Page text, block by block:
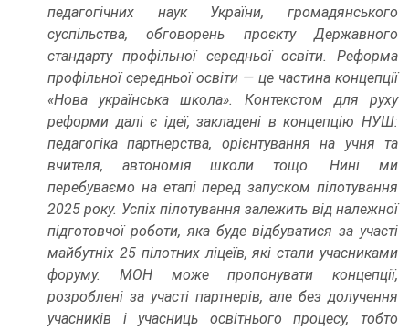
педагогічних наук України, громадянського
суспільства, обговорень проєкту Державного
стандарту профільної середньої освіти. Реформа
профільної середньої освіти — це частина концепції
«Нова українська школа». Контекстом для руху
реформи далі є ідеї, закладені в концепцію НУШ:
педагогіка партнерства, орієнтування на учня та
вчителя, автономія школи тощо. Нині ми
перебуваємо на етапі перед запуском пілотування
2025 року. Успіх пілотування залежить від належної
підготовчої роботи, яка буде відбуватися за участі
майбутніх 25 пілотних ліцеїв, які стали учасниками
форуму. МОН може пропонувати концепції,
розроблені за участі партнерів, але без долучення
учасників і учасниць освітнього процесу, тобто